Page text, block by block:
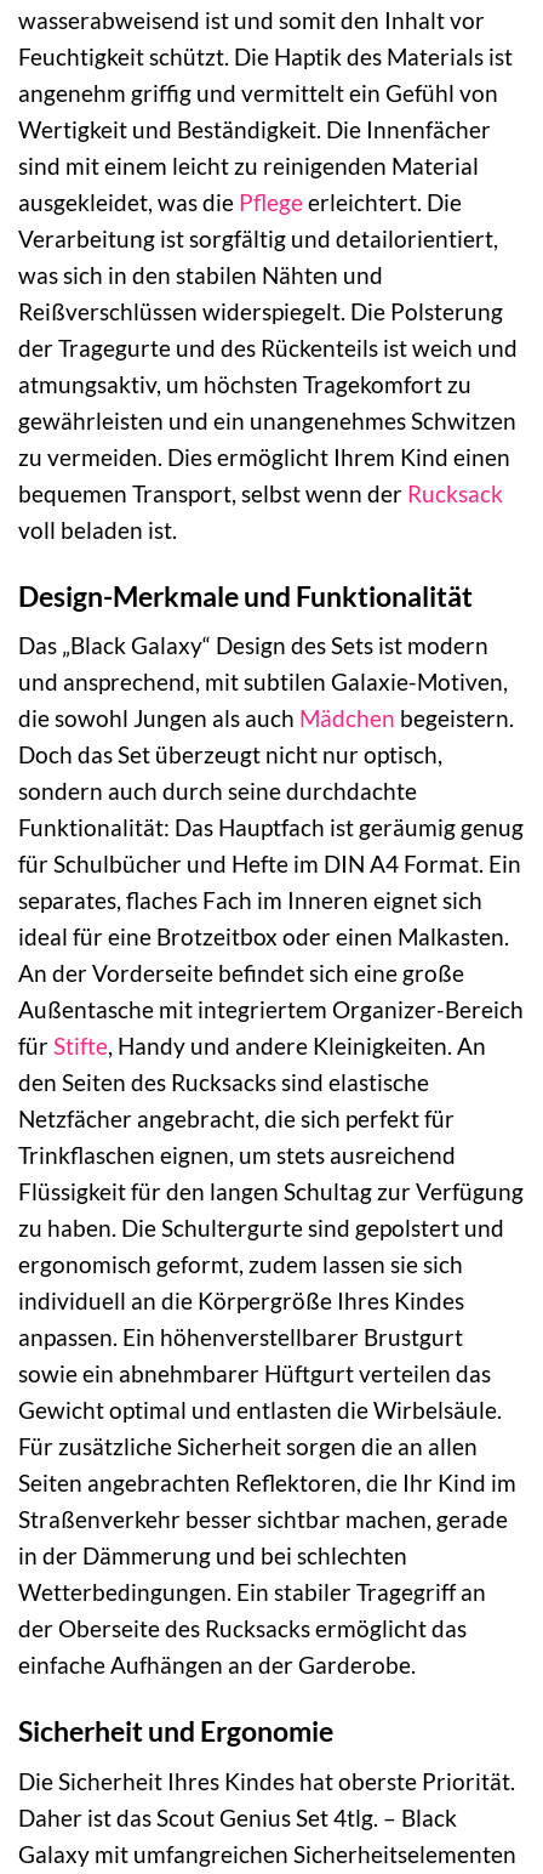
wasserabweisend ist und somit den Inhalt vor
Feuchtigkeit schützt. Die Haptik des Materials ist
angenehm griffig und vermittelt ein Gefühl von
Wertigkeit und Beständigkeit. Die Innenfächer
sind mit einem leicht zu reinigenden Material
ausgekleidet, was die Pflegeerleichtert. Die
Verarbeitung ist sorgfältig und detailorientiert,
was sich in den stabilen Nähten und
Reißverschlüssen widerspiegelt. Die Polsterung
der Tragegurte und des Rückenteils ist weich und
atmungsaktiv, um höchsten Tragekomfort zu
gewährleisten und ein unangenehmes Schwitzen
zu vermeiden. Dies ermöglicht Ihrem Kind einen
bequemen Transport, selbst wenn der Rucksack
voll beladen ist.
Design-Merkmale und Funktionalität
Das „Black Galaxy“ Design des Sets ist modern
und ansprechend, mit subtilen Galaxie-Motiven,
die sowohl Jungen als auch Mädchen begeistern.
Doch das Set überzeugt nicht nur optisch,
sondern auch durch seine durchdachte
Funktionalität: Das Hauptfach ist geräumig genug
für Schulbücher und Hefte im DIN A4 Format. Ein
separates, flaches Fach im Inneren eignet sich
ideal für eine Brotzeitbox oder einen Malkasten.
An der Vorderseite befindet sich eine große
Außentasche mit integriertem Organizer-Bereich
fürStifte, Handy und andere Kleinigkeiten. An
den Seiten des Rucksacks sind elastische
Netzfächer angebracht, die sich perfekt für
Trinkflaschen eignen, um stets ausreichend
Flüssigkeit für den langen Schultag zur Verfügung
zu haben. Die Schultergurte sind gepolstert und
ergonomisch geformt, zudem lassen sie sich
individuell an die Körpergröße Ihres Kindes
anpassen. Ein höhenverstellbarer Brustgurt
sowie ein abnehmbarer Hüftgurt verteilen das
Gewicht optimal und entlasten die Wirbelsäule.
Für zusätzliche Sicherheit sorgen die an allen
Seiten angebrachten Reflektoren, die Ihr Kind im
Straßenverkehr besser sichtbar machen, gerade
in der Dämmerung und bei schlechten
Wetterbedingungen. Ein stabiler Tragegriff an
der Oberseite des Rucksacks ermöglicht das
einfache Aufhängen an der Garderobe.
Sicherheit und Ergonomie
Die Sicherheit Ihres Kindes hat oberste Priorität.
Daher ist das Scout Genius Set 4tlg. – Black
Galaxy mit umfangreichen Sicherheitselementen